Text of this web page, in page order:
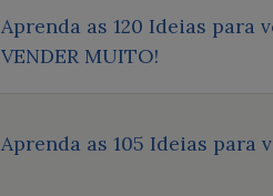
Aprenda as 120 Ideias para
VENDER MUITO!
Aprenda as 105 Ideias para